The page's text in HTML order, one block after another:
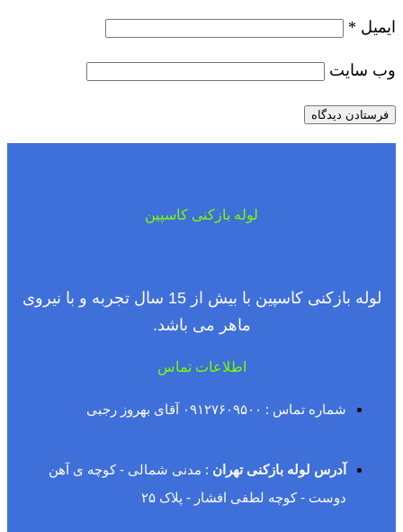
ایمیل *
وب‌ سایت
لوله بازکنی کاسپین
لوله بازکنی کاسپین با بیش از 15 سال تجربه و با نیروی
ماهر می باشد.
اطلاعات تماس
شماره تماس : ۰۹۱۲۷۶۰۹۵۰۰ آقای بهروز رجبی
آدرس لوله بازکنی تهران : مدنی شمالی - کوچه ی آهن
دوست - کوچه لطفی افشار - پلاک ۲۵